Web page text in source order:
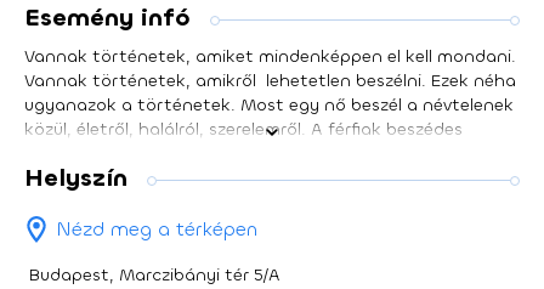
Esemény infó
Vannak történetek, amiket mindenképpen el kell mondani.
Vannak történetek, amikről lehetetlen beszélni. Ezek néha
ugyanazok a történetek. Most egy nő beszél a névtelenek
közül, életről, halálról, szerelemről. A férfiak beszédes
A gyerekek kiszolgáltatottságáról. Arról a gyilkos
lányok. Dennis Kelly jellemző írói eszköze a késleltetés, a
feszültség fokozása, a kiszámíthatatlan fordulatokra
építő hatáskeltés - aki egy Kelly-darab cselekményét előre
Helyszín
Nézd meg a térképen
Budapest, Marczibányi tér 5/A